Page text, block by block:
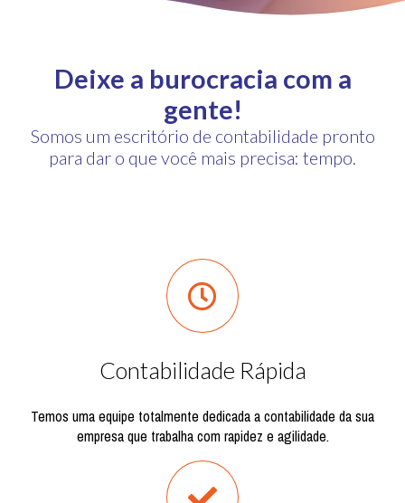
Deixe a burocracia com a
gente!
Somos um escritório de contabilidade pronto
para dar o que você mais precisa: tempo.
Contabilidade Rápida
Temos uma equipe totalmente dedicada a contabilidade da sua
empresa que trabalha com rapidez e agilidade.